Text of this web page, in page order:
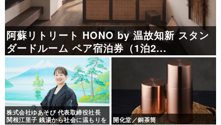
阿蘇リトリート HONO by 温故知新 スタン
ダードルーム ペア宿泊券（1泊2...
株式会社ゆあそび 代表取締役社長
関根江里子 銭湯から社会に温もりを
開化堂／銅茶筒